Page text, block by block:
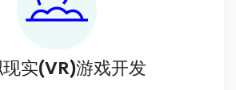
实(VR)游戏开发